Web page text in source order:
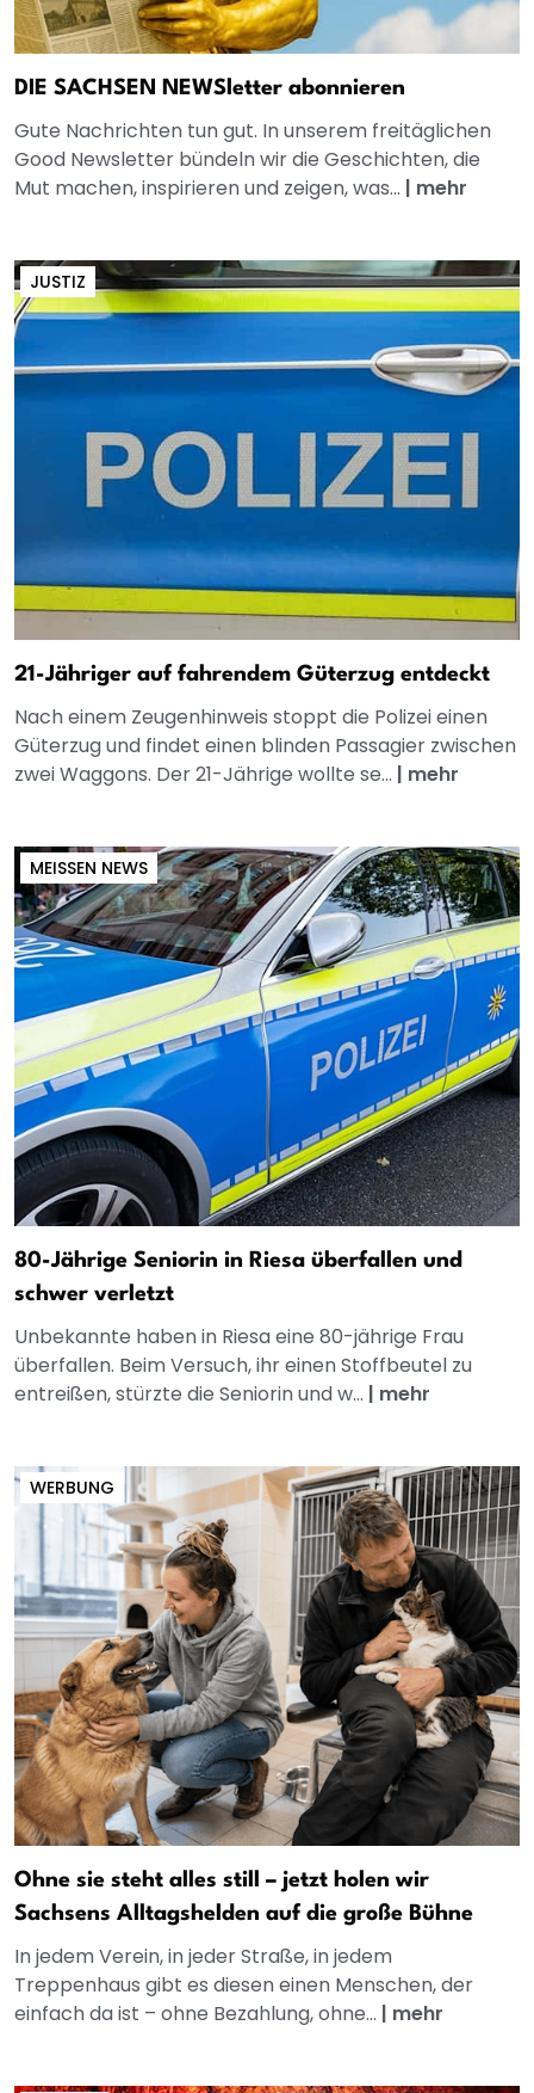
DIE SACHSEN NEWSletter abonnieren
Gute Nachrichten tun gut. In unserem freitäglichen
Good Newsletter bündeln wir die Geschichten, die
Mut machen, inspirieren und zeigen, was... | mehr
JUSTIZ
21-Jähriger auf fahrendem Güterzug entdeckt
Nach einem Zeugenhinweis stoppt die Polizei einen
Güterzug und findet einen blinden Passagier zwischen
zwei Waggons. Der 21-Jährige wollte se... | mehr
MEISSEN NEWS
80-Jährige Seniorin in Riesa überfallen und
schwer verletzt
Unbekannte haben in Riesa eine 80-jährige Frau
überfallen. Beim Versuch, ihr einen Stoffbeutel zu
entreißen, stürzte die Seniorin und w... | mehr
WERBUNG
Ohne sie steht alles still – jetzt holen wir
Sachsens Alltagshelden auf die große Bühne
In jedem Verein, in jeder Straße, in jedem
Treppenhaus gibt es diesen einen Menschen, der
einfach da ist – ohne Bezahlung, ohne... | mehr